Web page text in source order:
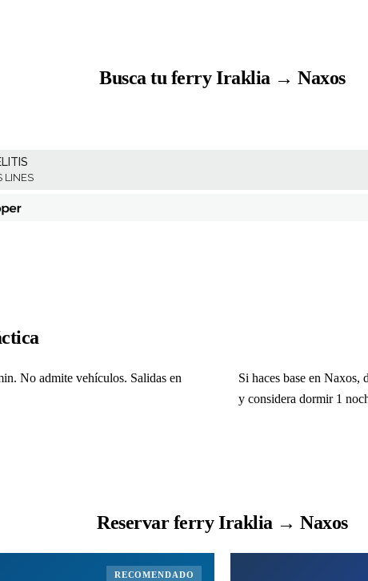
Busca tu ferry Iraklia → Naxos
No admite vehículos. Salidas en
Si haces base en
y considera dormir 1
Reservar ferry Iraklia → Naxos
RECOMENDADO